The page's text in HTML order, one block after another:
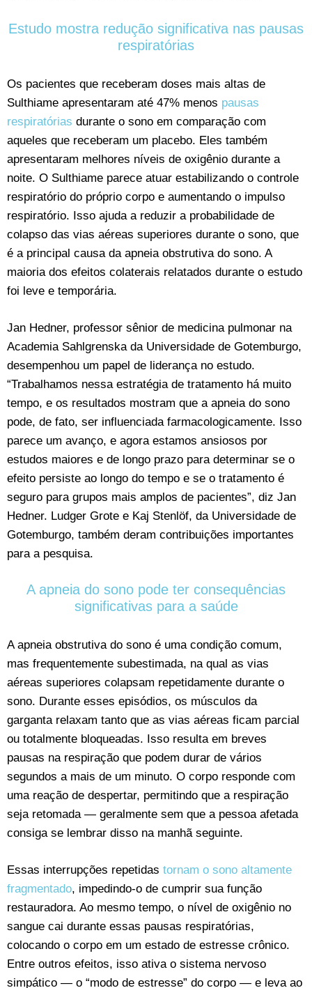
Estudo mostra redução significativa nas pausas
respiratórias
Os pacientes que receberam doses mais altas de
Sulthiame apresentaram até 47% menos pausas
respiratórias durante o sono em comparação com
aqueles que receberam um placebo. Eles também
apresentaram melhores níveis de oxigênio durante a
noite. O Sulthiame parece atuar estabilizando o controle
respiratório do próprio corpo e aumentando o impulso
respiratório. Isso ajuda a reduzir a probabilidade de
colapso das vias aéreas superiores durante o sono, que
é a principal causa da apneia obstrutiva do sono. A
maioria dos efeitos colaterais relatados durante o estudo
foi leve e temporária.
Jan Hedner, professor sênior de medicina pulmonar na
Academia Sahlgrenska da Universidade de Gotemburgo,
desempenhou um papel de liderança no estudo.
“Trabalhamos nessa estratégia de tratamento há muito
tempo, e os resultados mostram que a apneia do sono
pode, de fato, ser influenciada farmacologicamente. Isso
parece um avanço, e agora estamos ansiosos por
estudos maiores e de longo prazo para determinar se o
efeito persiste ao longo do tempo e se o tratamento é
seguro para grupos mais amplos de pacientes”, diz Jan
Hedner. Ludger Grote e Kaj Stenlöf, da Universidade de
Gotemburgo, também deram contribuições importantes
para a pesquisa.
A apneia do sono pode ter consequências
significativas para a saúde
A apneia obstrutiva do sono é uma condição comum,
mas frequentemente subestimada, na qual as vias
aéreas superiores colapsam repetidamente durante o
sono. Durante esses episódios, os músculos da
garganta relaxam tanto que as vias aéreas ficam parcial
ou totalmente bloqueadas. Isso resulta em breves
pausas na respiração que podem durar de vários
segundos a mais de um minuto. O corpo responde com
uma reação de despertar, permitindo que a respiração
seja retomada — geralmente sem que a pessoa afetada
consiga se lembrar disso na manhã seguinte.
Essas interrupções repetidas tornam o sono altamente
fragmentado, impedindo-o de cumprir sua função
restauradora. Ao mesmo tempo, o nível de oxigênio no
sangue cai durante essas pausas respiratórias,
colocando o corpo em um estado de estresse crônico.
Entre outros efeitos, isso ativa o sistema nervoso
simpático — o “modo de estresse” do corpo — e leva ao